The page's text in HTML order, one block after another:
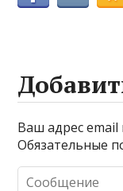
Ваш адрес email
Обязательные